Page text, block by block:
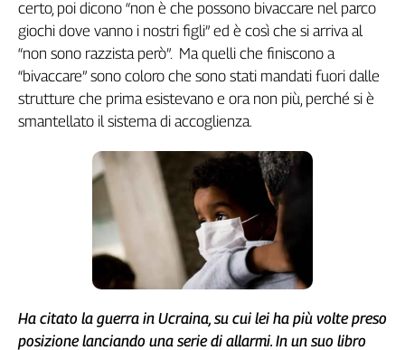
Contatti
La
redazione
Newsletter
certo, poi dicono “non è che possono bivaccare nel parco
giochi dove vanno i nostri figli” ed è così che si arriva al
“non sono razzista però”. Ma quelli che finiscono a
“bivaccare” sono coloro che sono stati mandati fuori dalle
strutture che prima esistevano e ora non più, perché si è
smantellato il sistema di accoglienza.
Ha citato la guerra in Ucraina, su cui lei ha più volte preso
posizione lanciando una serie di allarmi. In un suo libro